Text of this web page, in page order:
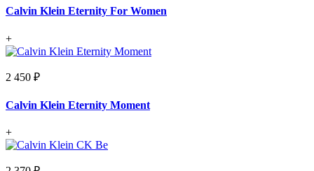
Calvin Klein Eternity For Women
+
2 450 ₽
Calvin Klein Eternity Moment
+